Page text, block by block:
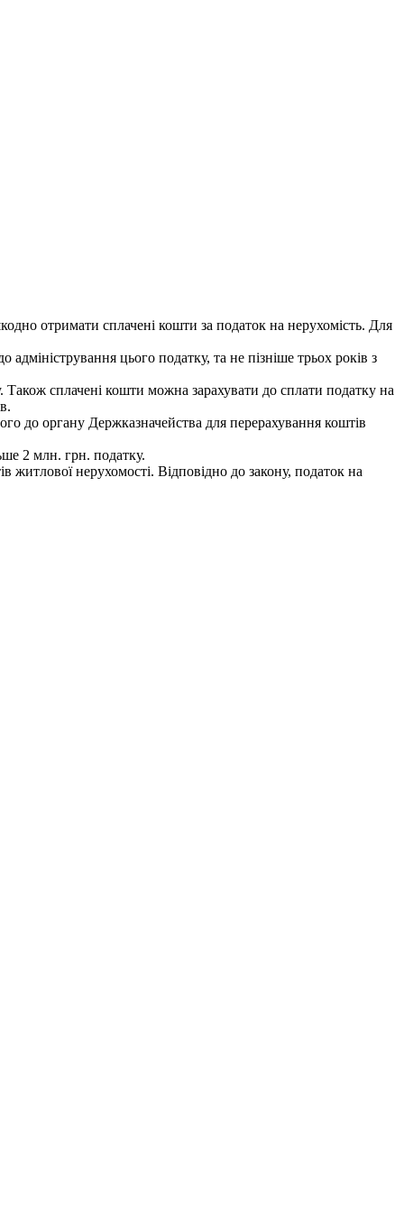
отримати сплачені кошти за податок на нерухомість. Для
цього податку, та не пізніше трьох років з
сплачені кошти можна зарахувати до сплати податку на
до органу Держказначейства для перерахування коштів
2 млн. грн. податку.
нерухомості. Відповідно до закону, податок на